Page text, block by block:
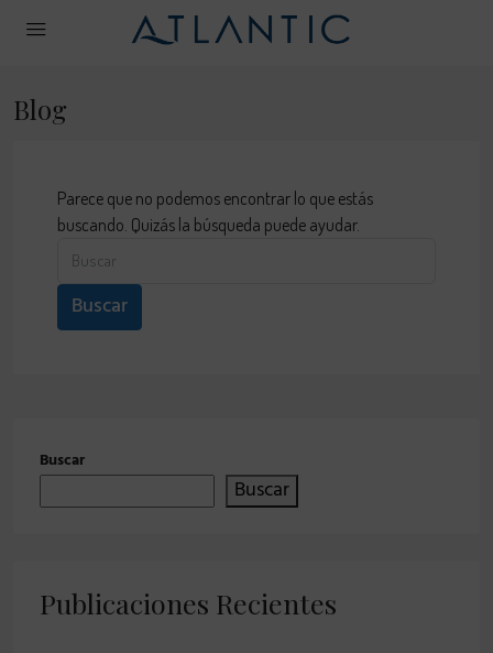
Blog
Parece que no podemos encontrar lo que estás
buscando. Quizás la búsqueda puede ayudar.
Buscar
Buscar
Buscar
Publicaciones Recientes